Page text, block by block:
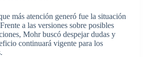
más atención generó fue la situación
a las versiones sobre posibles
Mohr buscó despejar dudas y
continuará vigente para los